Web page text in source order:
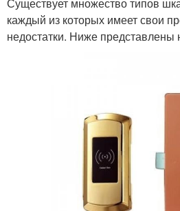
каждый из которых имеет свои
недостатки. Ниже представлены